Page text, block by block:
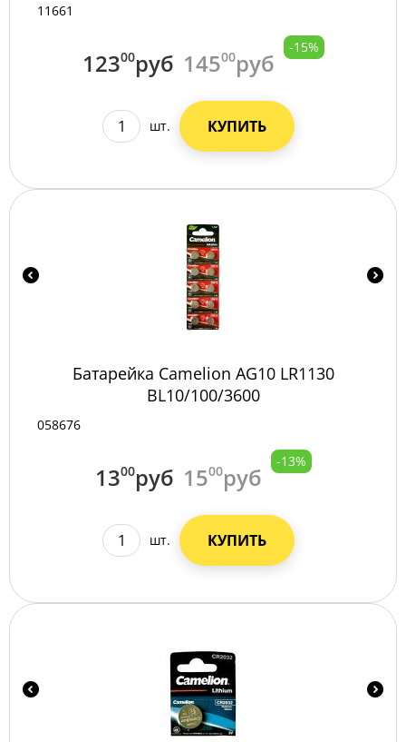
11661
12300руб 14500руб
-15%
шт. КУПИТЬ
Батарейка Camelion AG10 LR1130
BL10/100/3600
058676
1300руб 1500руб
-13%
шт. КУПИТЬ